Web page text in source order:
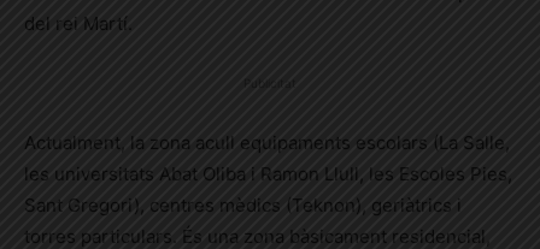
del rei Martí.
Publicitat
Actualment, la zona acull equipaments escolars (La Salle,
les universitats Abat Oliba i Ramon Llull, les Escoles Pies,
Sant Gregori), centres mèdics (Teknon), geriàtrics i
torres particulars. És una zona bàsicament residencial,